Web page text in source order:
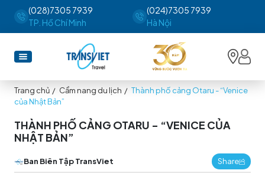
(028)7305 7939
TP. Hồ Chí Minh
(024)7305 7939
Hà Nội
Trang chủ / Cẩm nang du lịch / Thành phố cảng Otaru - “Venice
của Nhật Bản”
THÀNH PHỐ CẢNG OTARU - “VENICE CỦA
NHẬT BẢN”
Ban Biên Tập TransViet Share